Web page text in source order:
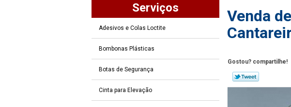
Serviços
Adesivos e Colas Loctite
Bombonas Plásticas
Botas de Segurança
Cinta para Elevação
Venda
Gostou? compartilhe!